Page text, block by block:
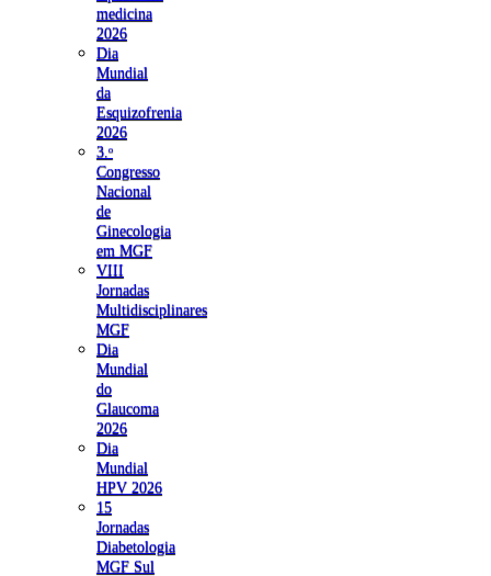
medicina
2026
Dia
Mundial
da
Esquizofrenia
2026
3.ᵒ
Congresso
Nacional
de
Ginecologia
em MGF
VIII
Jornadas
Multidisciplinares
MGF
Dia
Mundial
do
Glaucoma
2026
Dia
Mundial
HPV 2026
15
Jornadas
Diabetologia
MGF Sul